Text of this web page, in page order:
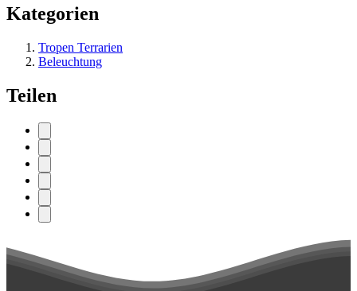
Kategorien
Tropen Terrarien
Beleuchtung
Teilen